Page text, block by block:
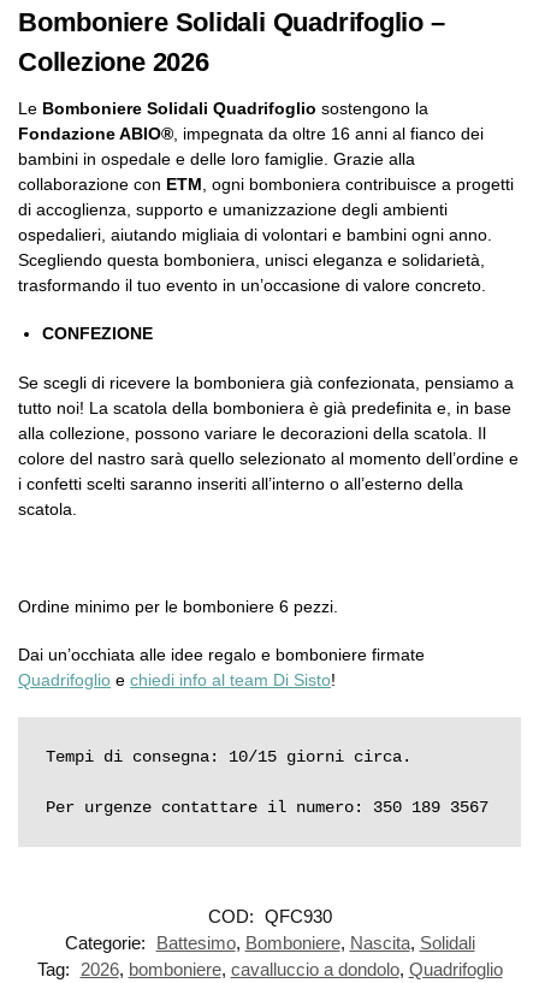
Bomboniere Solidali Quadrifoglio –
Collezione 2026
Le Bomboniere Solidali Quadrifoglio sostengono la
Fondazione ABIO® , impegnata da oltre 16 anni al fianco dei
bambini in ospedale e delle loro famiglie. Grazie alla
collaborazione con ETM , ogni bomboniera contribuisce a progetti
di accoglienza, supporto e umanizzazione degli ambienti
ospedalieri, aiutando migliaia di volontari e bambini ogni anno.
Scegliendo questa bomboniera, unisci eleganza e solidarietà,
trasformando il tuo evento in un’occasione di valore concreto.
CONFEZIONE
Se scegli di ricevere la bomboniera già confezionata, pensiamo a
tutto noi! La scatola della bomboniera è già predefinita e, in base
alla collezione, possono variare le decorazioni della scatola. Il
colore del nastro sarà quello selezionato al momento dell’ordine e
i confetti scelti saranno inseriti all’interno o all’esterno della
scatola.
Ordine minimo per le bomboniere 6 pezzi.
Dai un’occhiata alle idee regalo e bomboniere firmate
Quadrifoglio e chiedi info al team Di Sisto!
Tempi di consegna: 10/15 giorni circa.
Per urgenze contattare il numero: 350 189 3567
COD: QFC930
Categorie:
Battesimo, Bomboniere, Nascita, Solidali
Tag:
2026, bomboniere, cavalluccio a dondolo, Quadrifoglio